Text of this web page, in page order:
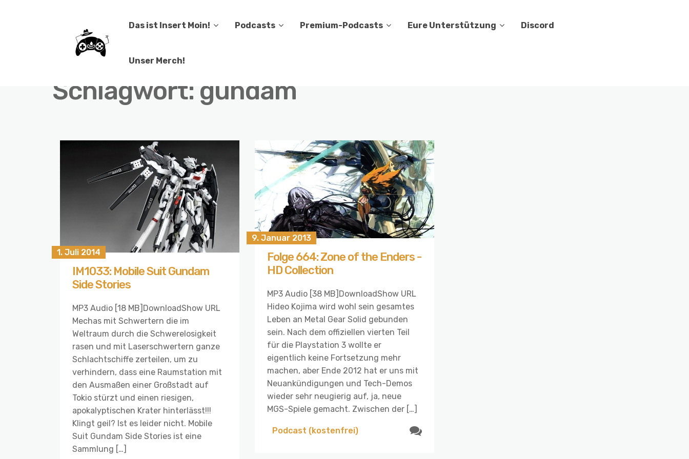
Das ist Insert Moin! Podcasts Premium-Podcasts Eure Unterstützung Discord
Unser Merch!
Schlagwort: gundam
1. Juli 2014
IM1033: Mobile Suit Gundam
Side Stories
MP3 Audio [18 MB]DownloadShow URL
Mechas mit Schwertern die im
Weltraum durch die Schwerelosigkeit
rasen und mit Laserschwertern ganze
Schlachtschiffe zerteilen, um zu
verhindern, dass eine Raumstation mit
den Ausmaßen einer Großstadt auf
Tokio stürzt und einen riesigen,
apokalyptischen Krater hinterlässt!!!
Klingt geil? Ist es leider nicht. Mobile
Suit Gundam Side Stories ist eine
Sammlung […]
9. Januar 2013
Folge 664: Zone of the Enders -
HD Collection
MP3 Audio [38 MB]DownloadShow URL
Hideo Kojima wird wohl sein gesamtes
Leben an Metal Gear Solid gebunden
sein. Nach dem offiziellen vierten Teil
für die Playstation 3 wollte er
eigentlich keine Fortsetzung mehr
machen, aber Ende 2012 hat er uns mit
Neuankündigungen und Tech-Demos
wieder sehr neugierig auf, ja, neue
MGS-Spiele gemacht. Zwischen der […]
Podcast (kostenfrei)